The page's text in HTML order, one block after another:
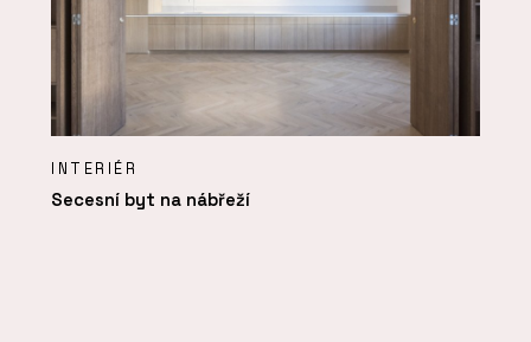
INTERIÉR
Secesní byt na nábřeží